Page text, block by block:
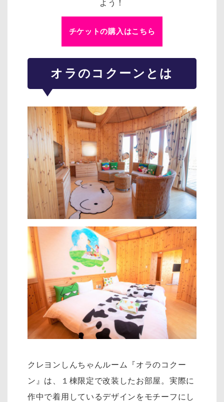
よう！
チケットの購入はこちら
オラのコクーンとは
クレヨンしんちゃんルーム『オラのコクー
ン』は、１棟限定で改装したお部屋。実際に
作中で着用しているデザインをモチーフにし